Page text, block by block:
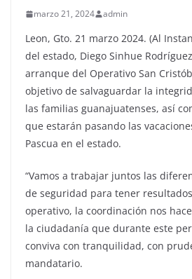
marzo 21, 2024 admin
Leon, Gto. 21 marzo 2024. (Al
del estado, Diego Sinhue
arranque del Operativo San
objetivo de salvaguardar la
las familias guanajuatenses, así
que estarán pasando las
Pascua en el estado.
“Vamos a trabajar juntos las
de seguridad para tener
operativo, la coordinación nos
la ciudadanía que durante este
conviva con tranquilidad, con
mandatario.